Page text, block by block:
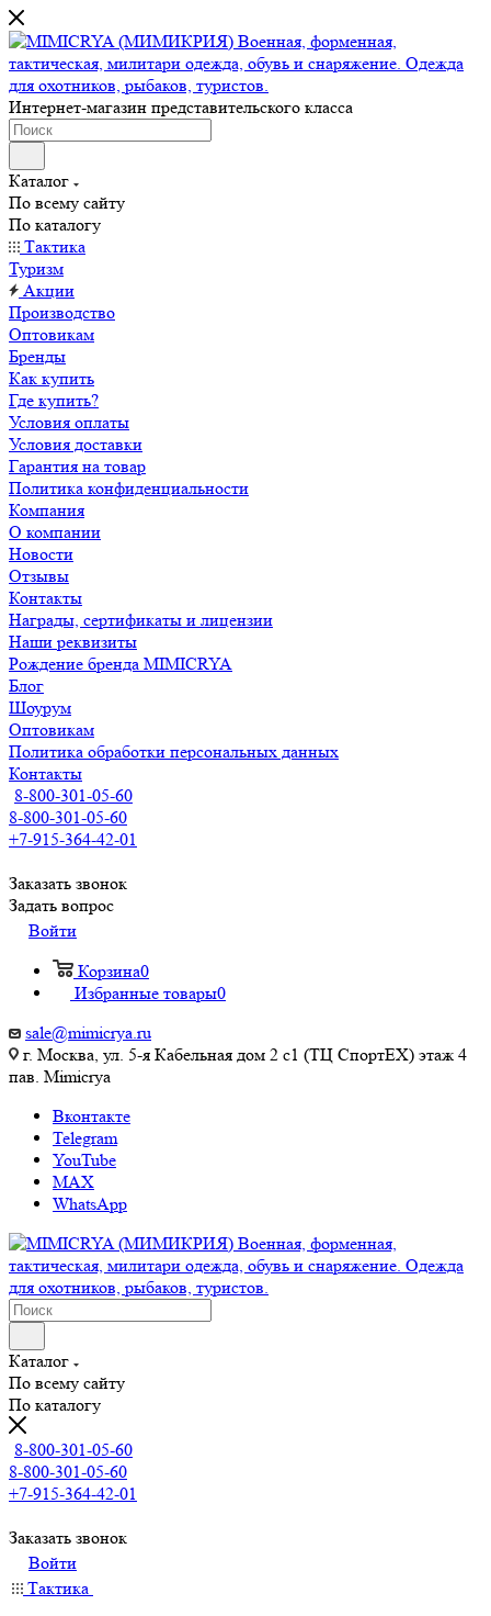
Интернет-магазин представительского класса
Каталог
По всему сайту
По каталогу
Тактика
Туризм
Акции
Производство
Оптовикам
Бренды
Как купить
Где купить?
Условия оплаты
Условия доставки
Гарантия на товар
Политика конфиденциальности
Компания
О компании
Новости
Отзывы
Контакты
Награды, сертификаты и лицензии
Наши реквизиты
Рождение бренда MIMICRYA
Блог
Шоурум
Оптовикам
Политика обработки персональных данных
Контакты
8-800-301-05-60
8-800-301-05-60
+7-915-364-42-01
Заказать звонок
Задать вопрос
Войти
Корзина0
Избранные товары0
sale@mimicrya.ru
г. Москва, ул. 5-я Кабельная дом 2 с1 (ТЦ СпортEX) этаж 4
пав. Mimicrya
Вконтакте
Telegram
YouTube
MAX
WhatsApp
Каталог
По всему сайту
По каталогу
8-800-301-05-60
8-800-301-05-60
+7-915-364-42-01
Заказать звонок
Войти
Тактика